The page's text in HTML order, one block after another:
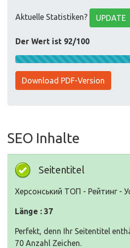
Aktuelle Statistiken? UPDATE
Der Wert ist 92/100
Download PDF-Version
SEO Inhalte
Seitentitel
Херсонський ТОП - Рейтинг -
Länge : 37
Perfekt, denn Ihr Seitentitel
70 Anzahl Zeichen.